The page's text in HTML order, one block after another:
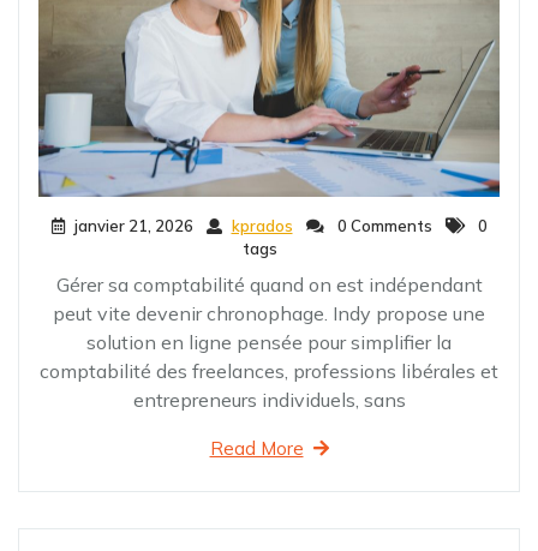
janvier 21, 2026 kprados 0 Comments
0
tags
Gérer sa comptabilité quand on est indépendant
peut vite devenir chronophage. Indy propose une
solution en ligne pensée pour simplifier la
comptabilité des freelances, professions libérales et
entrepreneurs individuels, sans
Read More